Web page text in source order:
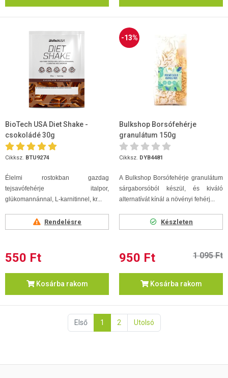
BioTech USA Diet Shake -
csokoládé 30g
Cikksz. BTU9274
Élelmi rostokban gazdag
tejsavófehérje italpor,
glükomannánnal, L-karnitinnel, kr...
Rendelésre
550 Ft
Kosárba rakom
-13%
Bulkshop Borsófehérje
granulátum 150g
Cikksz. DYB4481
A Bulkshop Borsófehérje granulátum
sárgaborsóból készül, és kiváló
alternatívát kínál a növényi fehérj...
Készleten
950 Ft 1 095 Ft
Kosárba rakom
Első 1 2 Utolsó